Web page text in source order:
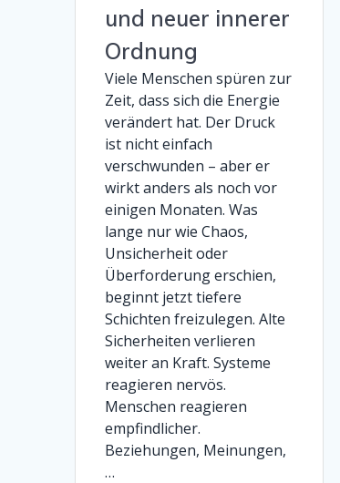
und neuer innerer
Ordnung
Viele Menschen spüren zur
Zeit, dass sich die Energie
verändert hat. Der Druck
ist nicht einfach
verschwunden – aber er
wirkt anders als noch vor
einigen Monaten. Was
lange nur wie Chaos,
Unsicherheit oder
Überforderung erschien,
beginnt jetzt tiefere
Schichten freizulegen. Alte
Sicherheiten verlieren
weiter an Kraft. Systeme
reagieren nervös.
Menschen reagieren
empfindlicher.
Beziehungen, Meinungen,
…